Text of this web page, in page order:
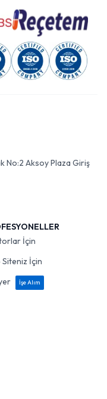
No:2 Aksoy Plaza Giriş
İçin
Siteniz İçin
İşe Alım